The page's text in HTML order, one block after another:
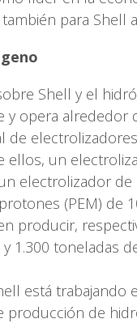
para Shell
Shell y el
opera alrededor
de
ellos, un
electrolizador
(PEM) de
producir,
1.300 toneladas
está trabajando
producción de